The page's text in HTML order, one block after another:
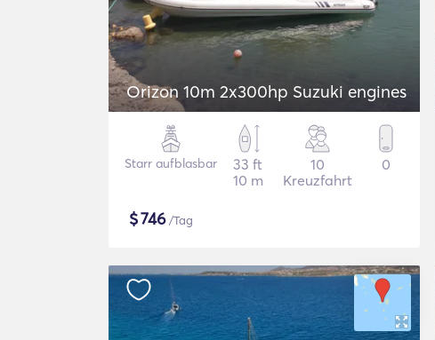
Orizon 10m 2x300hp Suzuki engines
Starr aufblasbar
33 ft
10 m
10
Kreuzfahrt
0
$746/Tag